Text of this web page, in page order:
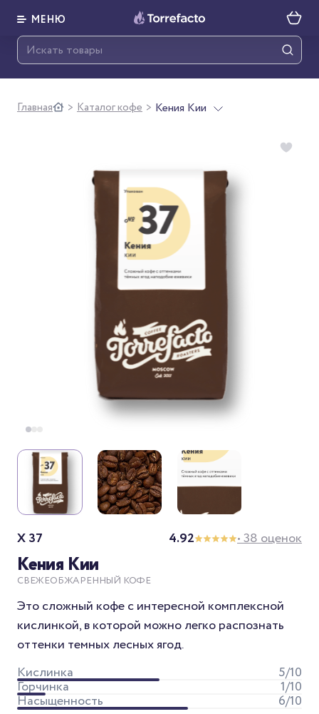
МЕНЮ
Главная > Каталог кофе > Кения Кии
Кения Кии
СВЕЖЕОБЖАРЕННЫЙ КОФЕ
X 37 4.92 • 38 оценок
Это сложный кофе с интересной комплексной
кислинкой, в которой можно легко распознать
оттенки темных лесных ягод.
Кислинка
5/10
Горчинка 1/10
Насыщенность 6/10